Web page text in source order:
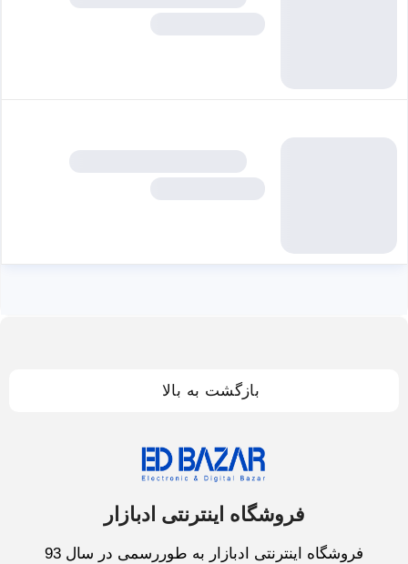
بازگشت به بالا
فروشگاه اینترنتی ادبازار
فروشگاه اینترنتی ادبازار به طوررسمی در سال 93